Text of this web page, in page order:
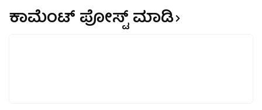
ಕಾಮೆಂಟ್‌‌ ಪೋಸ್ಟ್‌ ಮಾಡಿ